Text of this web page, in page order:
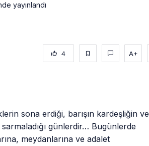
yayınlandı
4 A+
sona erdiği, barışın kardeşliğin ve
günlerdir… Bugünlerde
meydanlarına ve adalet